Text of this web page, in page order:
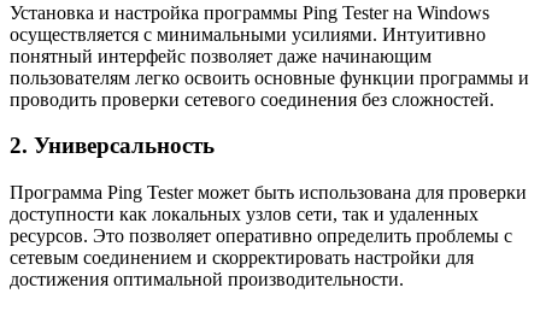
Установка и настройка программы Ping Tester на Windows
осуществляется с минимальными усилиями. Интуитивно
понятный интерфейс позволяет даже начинающим
пользователям легко освоить основные функции программы и
проводить проверки сетевого соединения без сложностей.
2. Универсальность
Программа Ping Tester может быть использована для проверки
доступности как локальных узлов сети, так и удаленных
ресурсов. Это позволяет оперативно определить проблемы с
сетевым соединением и скорректировать настройки для
достижения оптимальной производительности.